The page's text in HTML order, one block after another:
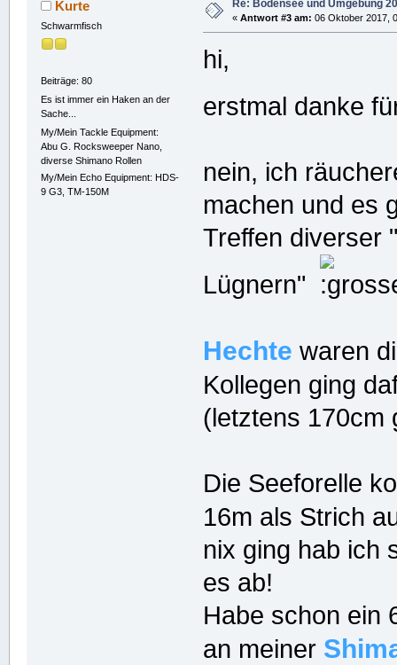
Kurte
Schwarmfisch
Beiträge: 80
Es ist immer ein Haken an der
Sache...
My/Mein Tackle Equipment:
Abu G. Rocksweeper Nano,
diverse Shimano Rollen
My/Mein Echo Equipment: HDS-
9 G3, TM-150M
Re: Bodensee und Umgebung
« Antwort #3 am: 06 Oktober 2017,
hi,
erstmal danke
nein, ich
machen und es
Treffen diverser
Lügnern"
Hechte waren
Kollegen ging
(letztens 170cm
Die Seeforelle
16m als Strich
nix ging hab ich
es ab!
Habe schon ein
an meiner